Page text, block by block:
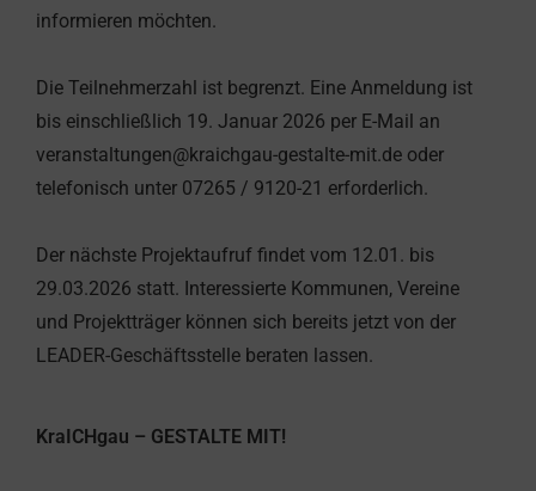
informieren möchten.
Die Teilnehmerzahl ist begrenzt. Eine Anmeldung ist
bis einschließlich 19. Januar 2026 per E-Mail an
veranstaltungen@kraichgau-gestalte-mit.de oder
telefonisch unter 07265 / 9120-21 erforderlich.
Der nächste Projektaufruf findet vom 12.01. bis
29.03.2026 statt. Interessierte Kommunen, Vereine
und Projektträger können sich bereits jetzt von der
LEADER-Geschäftsstelle beraten lassen.
KraICHgau – GESTALTE MIT!